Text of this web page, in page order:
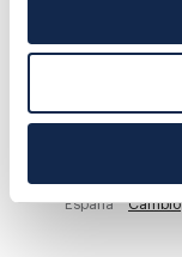
España Cambio